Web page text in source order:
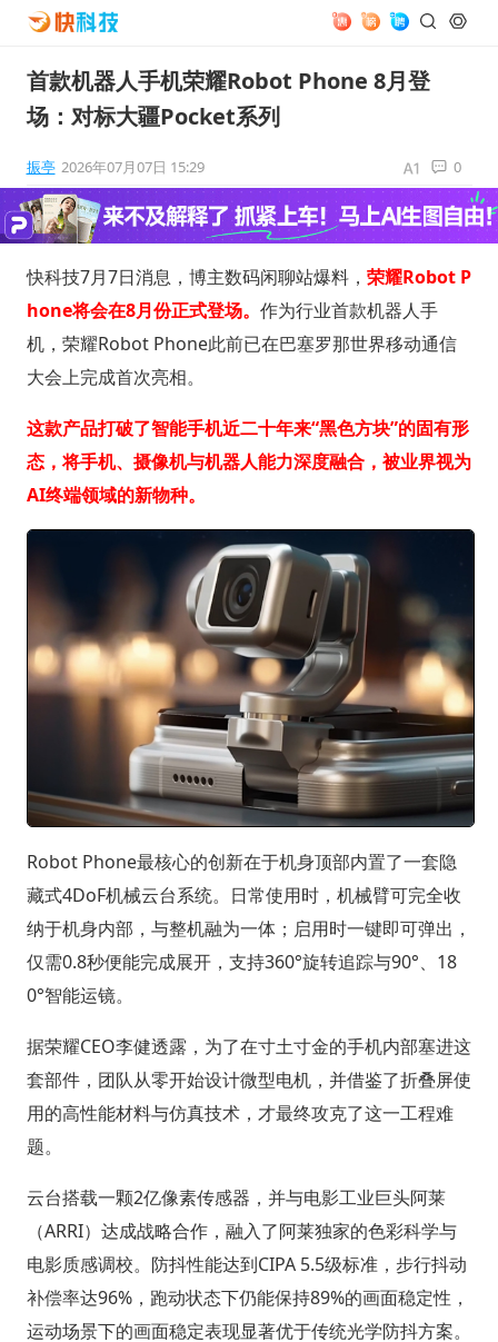
首款机器人手机荣耀Robot Phone 8月登
场：对标大疆Pocket系列
振亭 2026年07月07日 15:29 0
快科技7月7日消息，博主数码闲聊站爆料， 荣耀Robot P
hone将会在8月份正式登场。 作为行业首款机器人手
机，荣耀Robot Phone此前已在巴塞罗那世界移动通信
大会上完成首次亮相。
这款产品打破了智能手机近二十年来“黑色方块”的固有形
态，将手机、摄像机与机器人能力深度融合，被业界视为
AI终端领域的新物种。
Robot Phone最核心的创新在于机身顶部内置了一套隐
藏式4DoF机械云台系统。日常使用时，机械臂可完全收
纳于机身内部，与整机融为一体；启用时一键即可弹出，
仅需0.8秒便能完成展开，支持360°旋转追踪与90°、18
0°智能运镜。
据荣耀CEO李健透露，为了在寸土寸金的手机内部塞进这
套部件，团队从零开始设计微型电机，并借鉴了折叠屏使
用的高性能材料与仿真技术，才最终攻克了这一工程难
题。
云台搭载一颗2亿像素传感器，并与电影工业巨头阿莱
（ARRI）达成战略合作，融入了阿莱独家的色彩科学与
电影质感调校。防抖性能达到CIPA 5.5级标准，步行抖动
补偿率达96%，跑动状态下仍能保持89%的画面稳定性，
运动场景下的画面稳定表现显著优于传统光学防抖方案。